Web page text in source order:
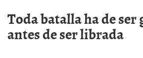
Toda batalla ha de ser
antes de ser librada